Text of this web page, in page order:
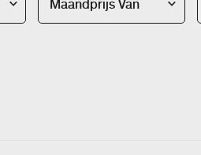
Maandprijs Van